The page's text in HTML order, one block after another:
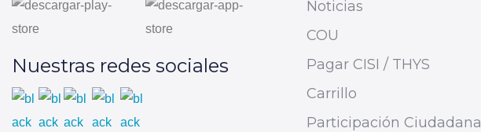
Nuestras redes sociales
Noticias
COU
Pagar CISI / THYS
Carrillo
Participación Ciudadana